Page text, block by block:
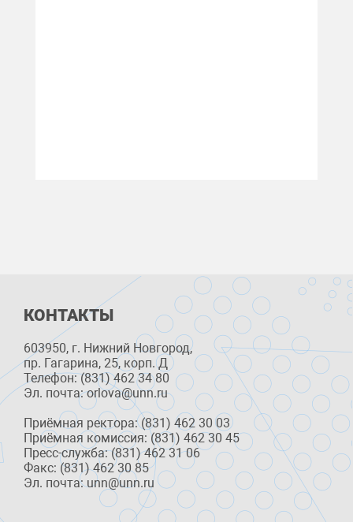
КОНТАКТЫ
603950, г. Нижний Новгород,
пр. Гагарина, 25, корп. Д
Телефон: (831) 462 34 80
Эл. почта: orlova@unn.ru
Приёмная ректора: (831) 462 30 03
Приёмная комиссия: (831) 462 30 45
Пресс-служба: (831) 462 31 06
Факс: (831) 462 30 85
Эл. почта: unn@unn.ru